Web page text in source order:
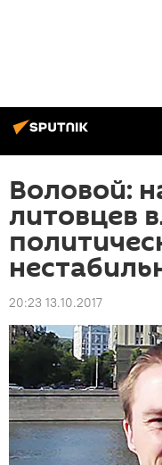
Воловой:
литовцев
20:23 13.10.2017